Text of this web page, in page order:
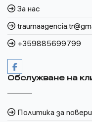
За нас
+359885699799
Обслужване на
Политика за